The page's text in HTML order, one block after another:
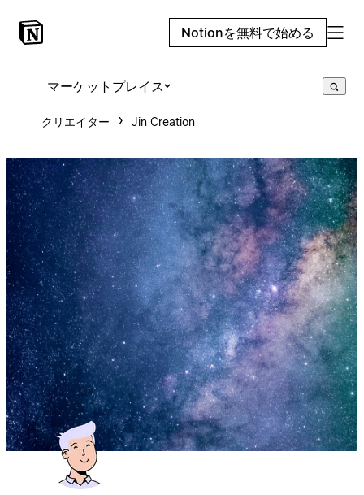
Notionを無料で始める
マーケットプレイス
クリエイター Jin Creation